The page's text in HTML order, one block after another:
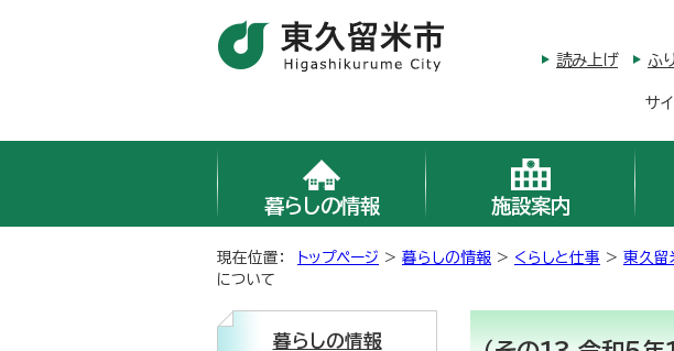
読み上げ ふ
サ
暮らしの情報 施設案内
現在位置： トップページ > 暮らしの情報 > くらしと仕事 > 東久留
について
暮らしの情報